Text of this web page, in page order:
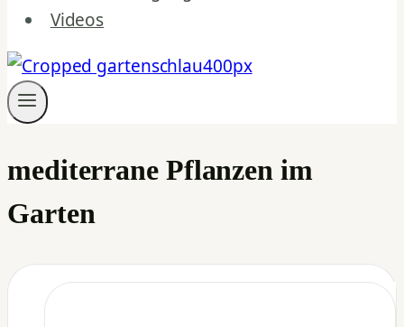
Videos
mediterrane Pflanzen im
Garten